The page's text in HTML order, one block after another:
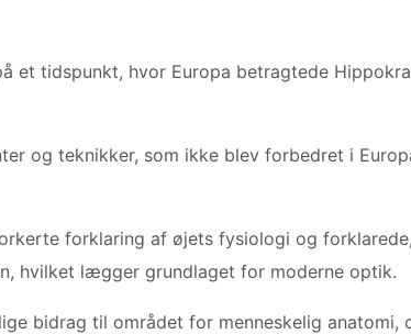
et tidspunkt, hvor Europa betragtede
og teknikker, som ikke blev forbedret i
forklaring af øjets fysiologi og
hvilket lægger grundlaget for moderne optik.
bidrag til området for menneskelig anatomi,